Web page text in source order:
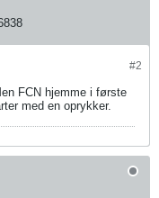
#2
FCN hjemme i første
med en oprykker.